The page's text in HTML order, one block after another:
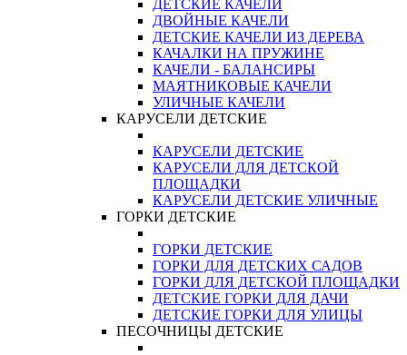
ДЕТСКИЕ КАЧЕЛИ
ДВОЙНЫЕ КАЧЕЛИ
ДЕТСКИЕ КАЧЕЛИ ИЗ ДЕРЕВА
КАЧАЛКИ НА ПРУЖИНЕ
КАЧЕЛИ - БАЛАНСИРЫ
МАЯТНИКОВЫЕ КАЧЕЛИ
УЛИЧНЫЕ КАЧЕЛИ
КАРУСЕЛИ ДЕТСКИЕ
КАРУСЕЛИ ДЕТСКИЕ
КАРУСЕЛИ ДЛЯ ДЕТСКОЙ
ПЛОЩАДКИ
КАРУСЕЛИ ДЕТСКИЕ УЛИЧНЫЕ
ГОРКИ ДЕТСКИЕ
ГОРКИ ДЕТСКИЕ
ГОРКИ ДЛЯ ДЕТСКИХ САДОВ
ГОРКИ ДЛЯ ДЕТСКОЙ ПЛОЩАДКИ
ДЕТСКИЕ ГОРКИ ДЛЯ ДАЧИ
ДЕТСКИЕ ГОРКИ ДЛЯ УЛИЦЫ
ПЕСОЧНИЦЫ ДЕТСКИЕ